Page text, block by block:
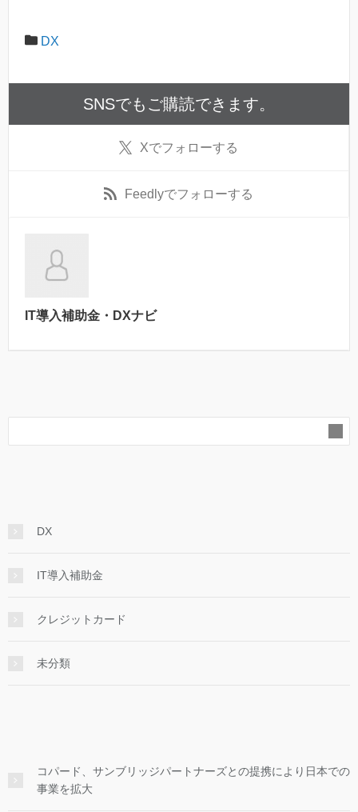
DX
SNSでもご購読できます。
Xでフォローする
Feedlyでフォローする
IT導入補助金・DXナビ
DX
IT導入補助金
クレジットカード
未分類
コパード、サンブリッジパートナーズとの提携により日本での
事業を拡大